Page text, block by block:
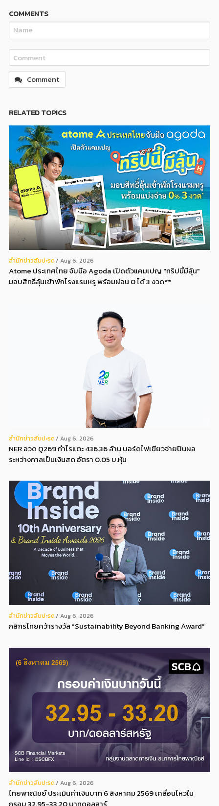
COMMENTS
Comment
RELATED TOPICS
สํานักข่าวสับปะรด Aug 6, 2026
Atome ประเทศไทย จับมือ Agoda เปิดตัวแคมเปญ "ทริปนี้มีลุ้น"
มอบสิทธิ์ลุ้นเข้าพักโรงแรมหรู พร้อมผ่อน 0 ได้ 3 งวด**
สํานักข่าวสับปะรด Aug 6, 2026
NER อวด Q269 กำไรแตะ 436.36 ล้าน บอร์ดไฟเขียวจ่ายปันผล
ระหว่างกาลเป็นเงินสด อัตรา 0.05 บ.หุ้น
สํานักข่าวสับปะรด Aug 6, 2026
กสิกรไทยคว้ารางวัล “Sustainability Beyond Banking Award”
สํานักข่าวสับปะรด Aug 6, 2026
ไทยพาณิชย์ ประเมินค่าเงินบาท 6 สิงหาคม 2569 เคลื่อนไหวใน
กรอบ 32.95-33.20 บาทดอลลาร์